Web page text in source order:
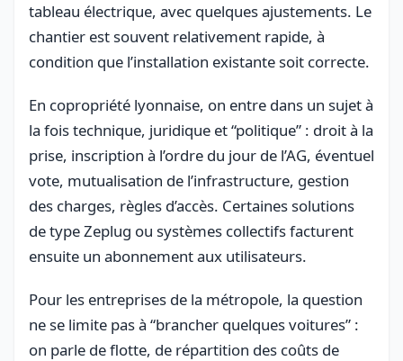
tableau électrique, avec quelques ajustements. Le
chantier est souvent relativement rapide, à
condition que l’installation existante soit correcte.
En copropriété lyonnaise, on entre dans un sujet à
la fois technique, juridique et “politique” : droit à la
prise, inscription à l’ordre du jour de l’AG, éventuel
vote, mutualisation de l’infrastructure, gestion
des charges, règles d’accès. Certaines solutions
de type Zeplug ou systèmes collectifs facturent
ensuite un abonnement aux utilisateurs.
Pour les entreprises de la métropole, la question
ne se limite pas à “brancher quelques voitures” :
on parle de flotte, de répartition des coûts de